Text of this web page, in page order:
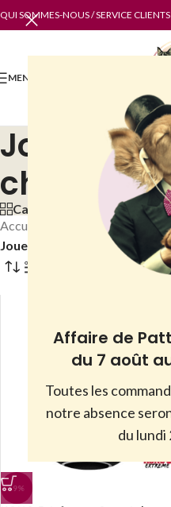
Affaire de
du 7 août
Toutes les
notre absence
du lundi
QUI SOMMES-NOUS / SERVICE CLIENTS
MENU
Jouet
chien
Categories
Accueil
Chiens
Jouet Kong pour chien
-9%